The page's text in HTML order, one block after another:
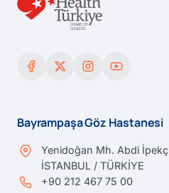
Bayrampaşa Göz Hastanesi
Yenidoğan Mh. Abdi
İSTANBUL / TÜRKİYE
+90 212 467 75 00